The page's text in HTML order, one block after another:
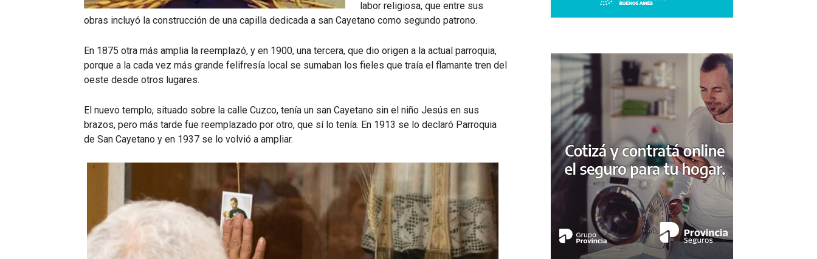
labor religiosa, que entre sus
obras incluyó la construcción de una capilla dedicada a san Cayetano como segundo patrono.
En 1875 otra más amplia la reemplazó, y en 1900, una tercera, que dio origen a la actual parroquia,
porque a la cada vez más grande felifresía local se sumaban los fieles que traía el flamante tren del
oeste desde otros lugares.
El nuevo templo, situado sobre la calle Cuzco, tenía un san Cayetano sin el niño Jesús en sus
brazos, pero más tarde fue reemplazado por otro, que sí lo tenía. En 1913 se lo declaró Parroquia
de San Cayetano y en 1937 se lo volvió a ampliar.